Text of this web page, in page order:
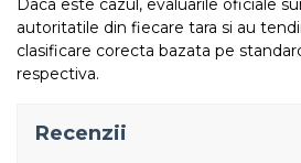
Daca este cazul, evaluarile oficiale
autoritatile din fiecare tara si au
clasificare corecta bazata pe
respectiva.
Recenzii